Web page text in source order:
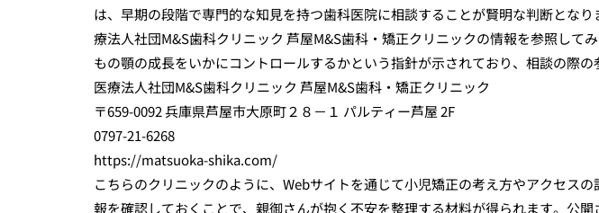
は、早期の段階で専門的な知見を持つ歯科医院に相談することが賢明な判断とな
療法人社団M&S歯科クリニック 芦屋M&S歯科・矯正クリニックの情報を参照して
もの顎の成長をいかにコントロールするかという指針が示されており、相談の際の
医療法人社団M&S歯科クリニック 芦屋M&S歯科・矯正クリニック
〒659-0092 兵庫県芦屋市大原町２８－１ パルティー芦屋 2F
0797-21-6268
https://matsuoka-shika.com/
こちらのクリニックのように、Webサイトを通じて小児矯正の考え方やアクセス
報を確認しておくことで、親御さんが抱く不安を整理する材料が得られます。公